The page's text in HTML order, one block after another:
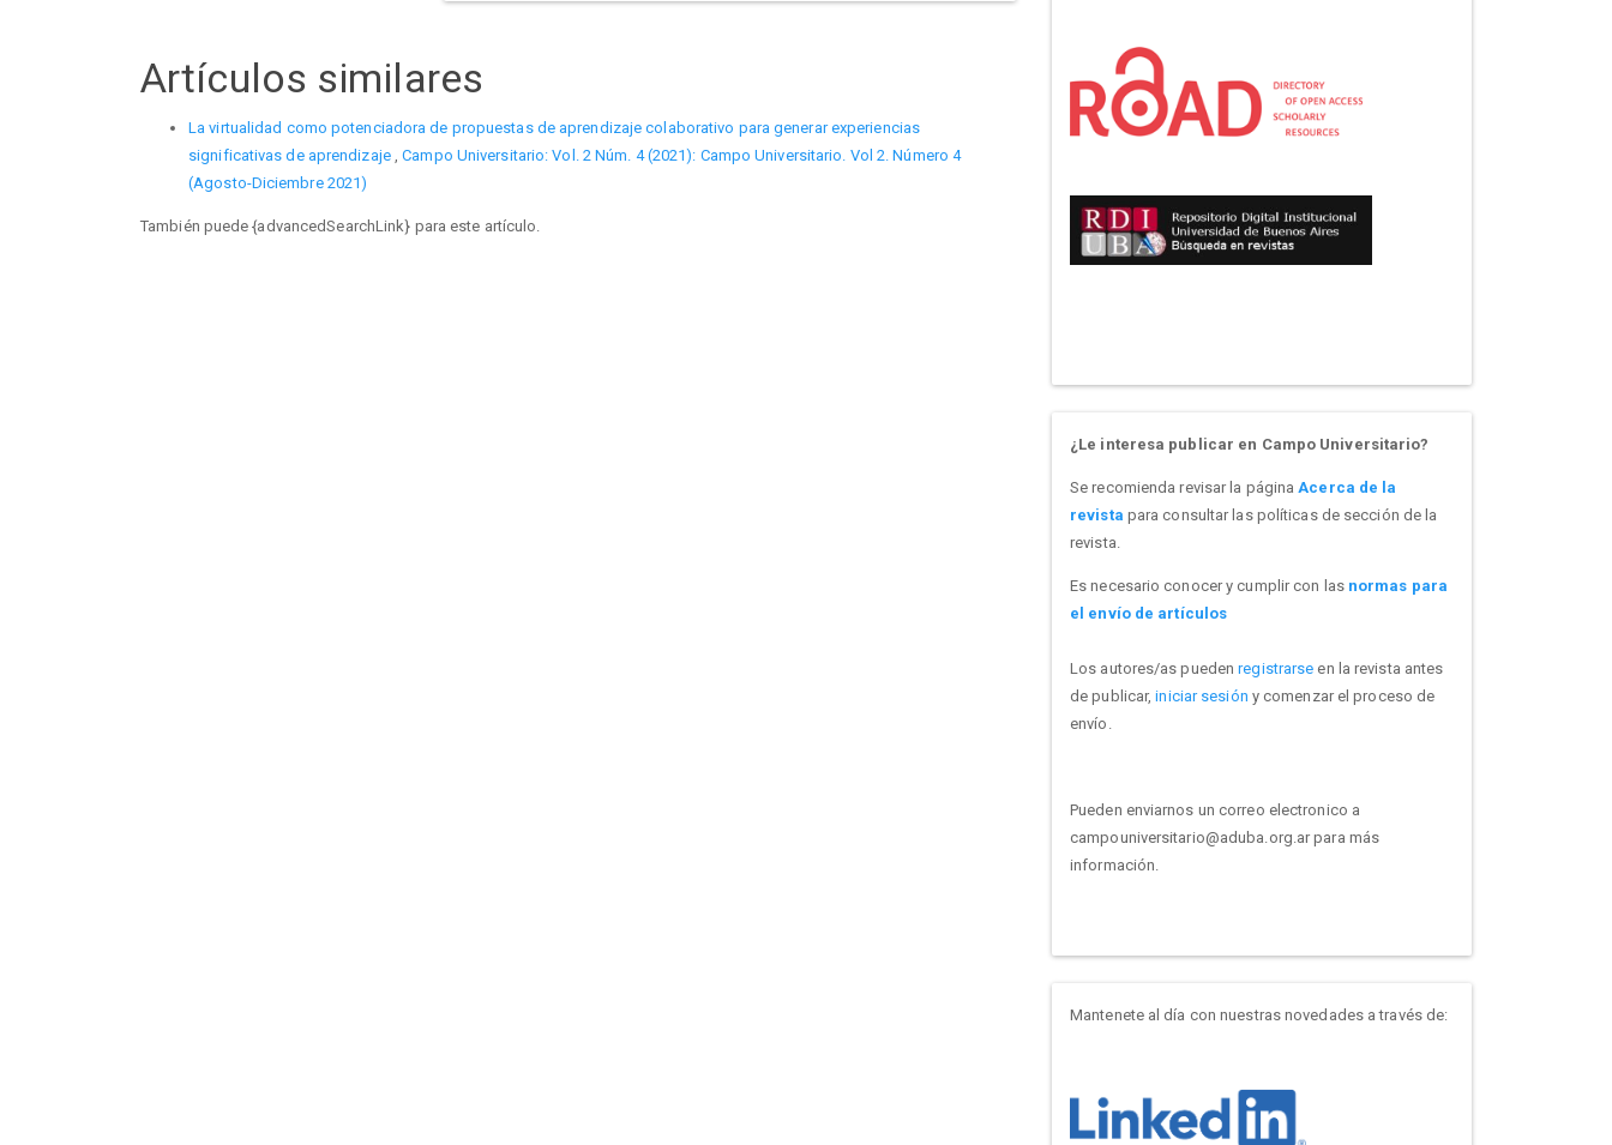
Artículos similares
La virtualidad como potenciadora de propuestas de aprendizaje colaborativo para generar experiencias
significativas de aprendizaje,Campo Universitario: Vol. 2 Núm. 4 (2021): Campo Universitario. Vol 2. Número 4
(Agosto-Diciembre 2021)
También puede {advancedSearchLink} para este artículo.
¿Le interesa publicar en Campo Universitario?
Se recomienda revisar la páginaAcerca de la
revista para consultar las políticas de sección de la
revista.
Es necesario conocer y cumplir con las normas para
el envío de artículos
Los autores/as puedenregistrarse en la revista antes
de publicar,iniciar sesión y comenzar el proceso de
envío.
Pueden enviarnos un correo electronico a
campouniversitario@aduba.org.ar para más
información.
Mantenete al día con nuestras novedades a través de: